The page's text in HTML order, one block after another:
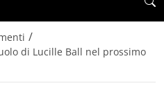
/
di Lucille Ball nel prossimo